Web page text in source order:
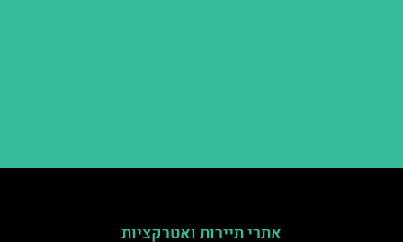
אתרי תיירות ואטרקציות